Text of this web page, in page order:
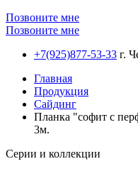
Позвоните мне
Позвоните мне
+7(925)877-53-33 г.
Главная
Продукция
Сайдинг
Планка "софит с
3м.
Серии и коллекции